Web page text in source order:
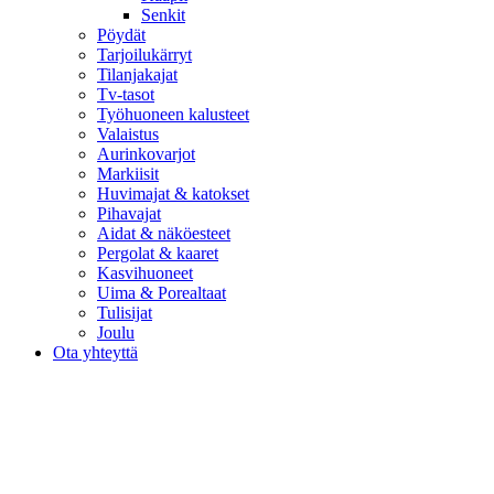
Senkit
Pöydät
Tarjoilukärryt
Tilanjakajat
Tv-tasot
Työhuoneen kalusteet
Valaistus
Aurinkovarjot
Markiisit
Huvimajat & katokset
Pihavajat
Aidat & näköesteet
Pergolat & kaaret
Kasvihuoneet
Uima & Porealtaat
Tulisijat
Joulu
Ota yhteyttä